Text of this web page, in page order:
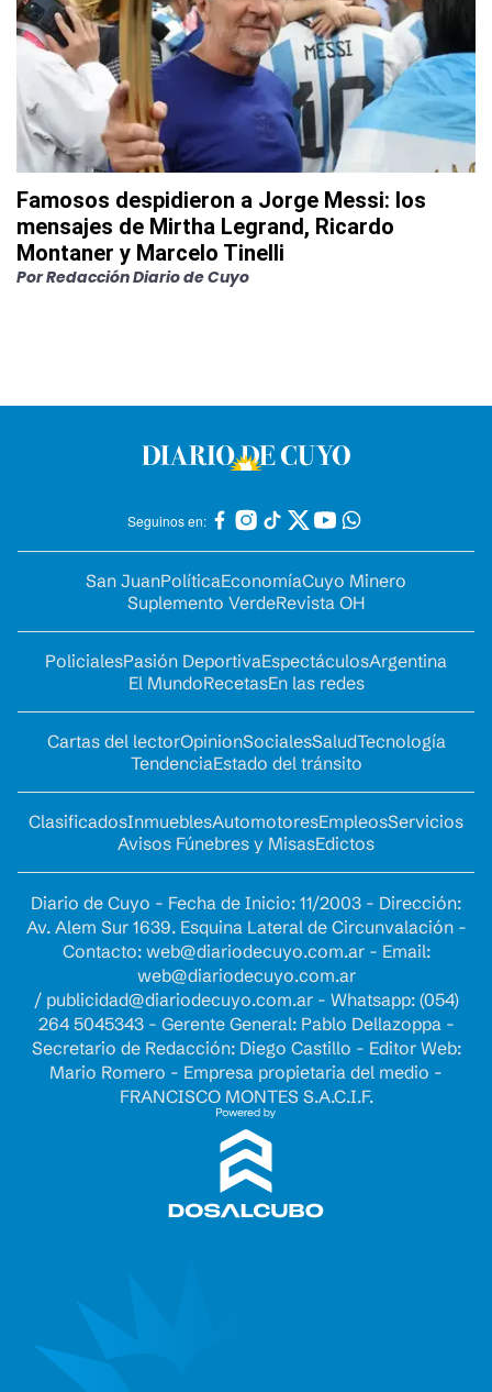
Famosos despidieron a Jorge Messi: los
mensajes de Mirtha Legrand, Ricardo
Montaner y Marcelo Tinelli
PorRedacción Diario de Cuyo
Seguinos en:
San JuanPolíticaEconomíaCuyo Minero
Suplemento VerdeRevista OH
PolicialesPasión DeportivaEspectáculosArgentina
El MundoRecetasEn las redes
Cartas del lectorOpinionSocialesSaludTecnología
TendenciaEstado del tránsito
ClasificadosInmueblesAutomotoresEmpleosServicios
Avisos Fúnebres y MisasEdictos
Diario de Cuyo - Fecha de Inicio: 11/2003 - Dirección:
Av. Alem Sur 1639. Esquina Lateral de Circunvalación -
Contacto: web@diariodecuyo.com.ar- Email:
web@diariodecuyo.com.ar
/ publicidad@diariodecuyo.com.ar- Whatsapp: (054)
264 5045343 - Gerente General: Pablo Dellazoppa -
Secretario de Redacción: Diego Castillo - Editor Web:
Mario Romero - Empresa propietaria del medio -
FRANCISCO MONTES S.A.C.I.F.